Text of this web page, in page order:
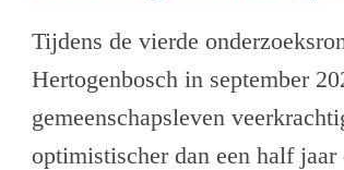
Tijdens de vierde
Hertogenbosch in september
gemeenschapsleven
optimistischer dan een half